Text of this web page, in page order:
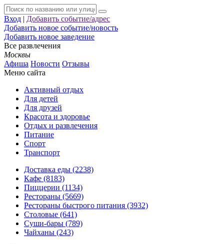
Вход | Добавить событие/адрес
Добавить новое событие/новость
Добавить новое заведение
Все развлечения
Москвы
Афиша Новости Отзывы
Меню сайта
Активный отдых
Для детей
Для друзей
Красота и здоровье
Отдых и развлечения
Питание
Спорт
Транспорт
Доставка еды (2238)
Кафе (8183)
Пиццерии (1134)
Рестораны (5669)
Рестораны быстрого питания (3932)
Столовые (641)
Суши-бары (789)
Чайханы (243)